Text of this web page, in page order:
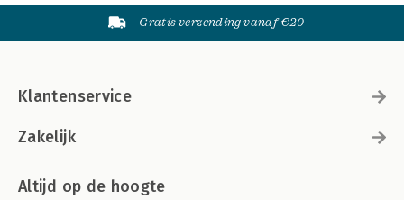
Gratis verzending vanaf €20
Klantenservice
Zakelijk
Altijd op de hoogte